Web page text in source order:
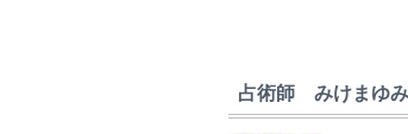
占術師 みけまゆ